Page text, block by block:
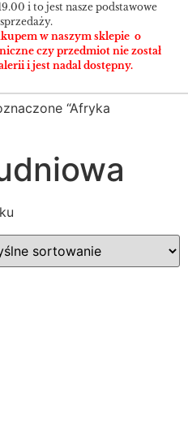
i to jest nasze podstawowe
w naszym sklepie o
czy przedmiot nie został
i jest nadal dostępny.
“Afryka